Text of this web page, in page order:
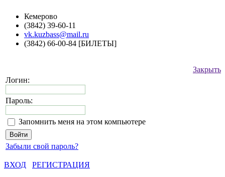
Кемерово
(3842) 39-60-11
vk.kuzbass@mail.ru
(3842) 66-00-84 [БИЛЕТЫ]
Закрыть
Логин:
Пароль:
Запомнить меня на этом компьютере
Забыли свой пароль?
ВХОД
РЕГИСТРАЦИЯ